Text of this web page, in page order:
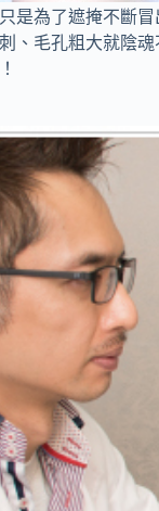
是為了遮掩不斷
、毛孔粗大就陰